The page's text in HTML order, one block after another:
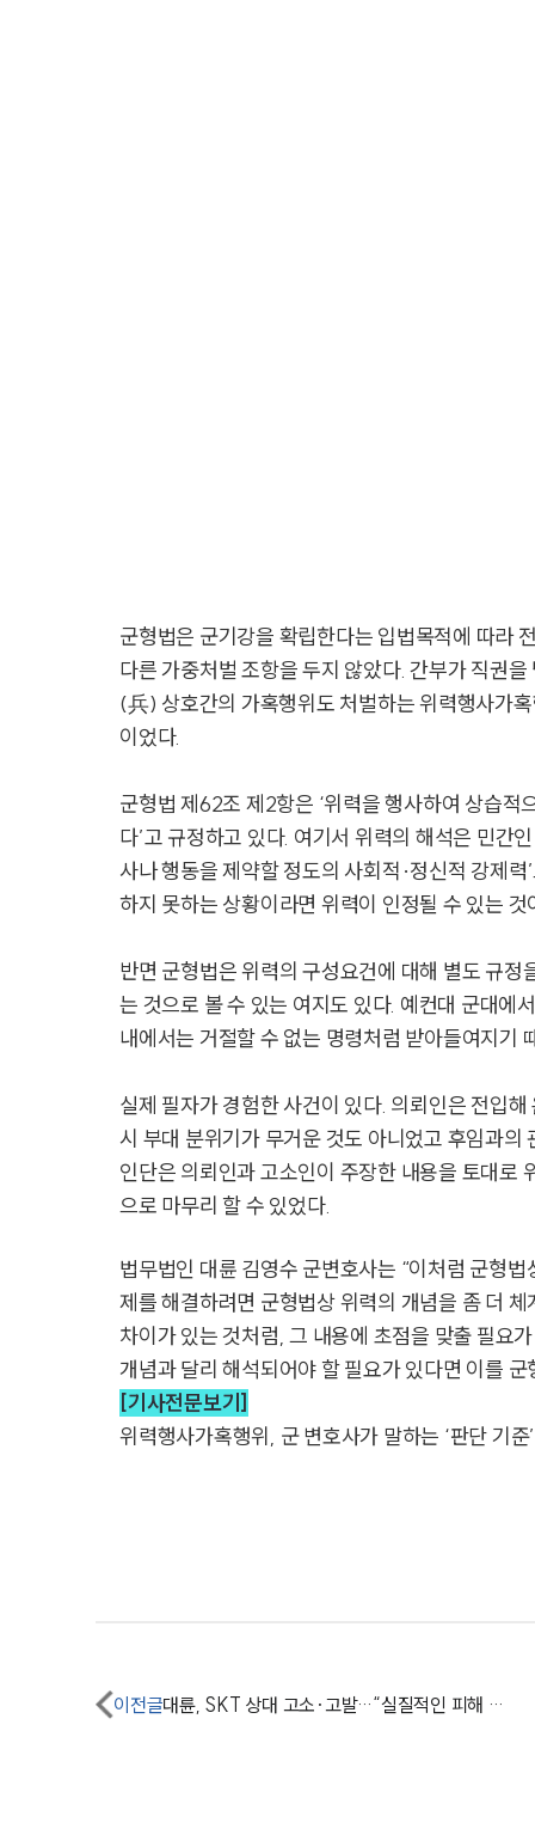
군형법은 군기강을 확립한다는 입법목적에 따라
다른 가중처벌 조항을 두지 않았다. 간부가 직권
(兵) 상호간의 가혹행위도 처벌하는 위력행사가
이었다.
군형법 제62조 제2항은 ‘위력을 행사하여 상습
다’고 규정하고 있다. 여기서 위력의 해석은 민간
사나 행동을 제약할 정도의 사회적·정신적 강제
하지 못하는 상황이라면 위력이 인정될 수 있는 것
반면 군형법은 위력의 구성요건에 대해 별도 규
는 것으로 볼 수 있는 여지도 있다. 예컨대 군대에
내에서는 거절할 수 없는 명령처럼 받아들여지
실제 필자가 경험한 사건이 있다. 의뢰인은 전입
시 부대 분위기가 무거운 것도 아니었고 후임과
인단은 의뢰인과 고소인이 주장한 내용을 토대로
으로 마무리 할 수 있었다.
법무법인 대륜 김영수 군변호사는 “이처럼 군형
제를 해결하려면 군형법상 위력의 개념을 좀 더
차이가 있는 것처럼, 그 내용에 초점을 맞출 필요
개념과 달리 해석되어야 할 필요가 있다면 이를
[기사전문보기]
위력행사가혹행위, 군 변호사가 말하는 ‘판단 기
이전글 대륜, SKT 상대 고소·고발…“실질적인 피해 구제에 최선"